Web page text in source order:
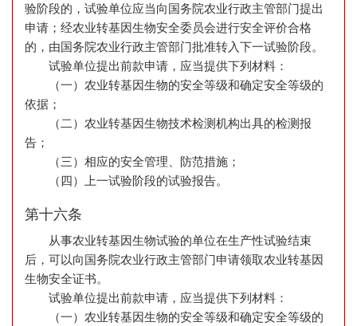
验阶段的，试验单位应当向国务院农业行政主管部门提出
申请；经农业转基因生物安全委员会进行安全评价合格
的，由国务院农业行政主管部门批准转入下一试验阶段。
试验单位提出前款申请，应当提供下列材料：
（一）农业转基因生物的安全等级和确定安全等级的
依据；
（二）农业转基因生物技术检测机构出具的检测报
告；
（三）相应的安全管理、防范措施；
（四）上一试验阶段的试验报告。
第十六条
从事农业转基因生物试验的单位在生产性试验结束
后，可以向国务院农业行政主管部门申请领取农业转基因
生物安全证书。
试验单位提出前款申请，应当提供下列材料：
（一）农业转基因生物的安全等级和确定安全等级的